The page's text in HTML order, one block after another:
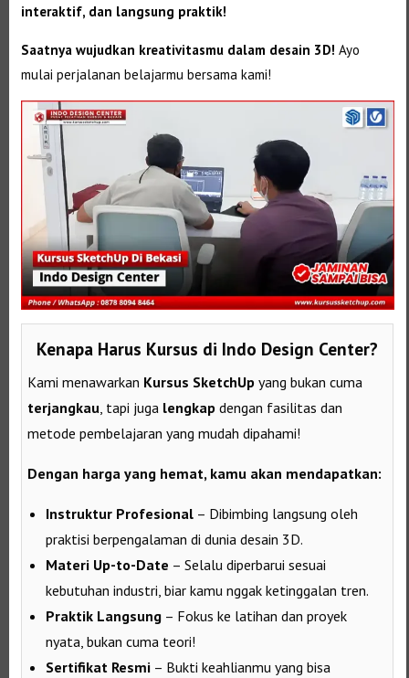
interaktif, dan langsung praktik!
Saatnya wujudkan kreativitasmu dalam desain 3D! Ayo
mulai perjalanan belajarmu bersama kami!
Kenapa Harus Kursus di Indo Design Center?
Kami menawarkan Kursus SketchUp yang bukan cuma
terjangkau , tapi juga lengkapdengan fasilitas dan
metode pembelajaran yang mudah dipahami!
Dengan harga yang hemat, kamu akan mendapatkan:
Instruktur Profesional – Dibimbing langsung oleh
praktisi berpengalaman di dunia desain 3D.
Materi Up-to-Date – Selalu diperbarui sesuai
kebutuhan industri, biar kamu nggak ketinggalan tren.
Praktik Langsung – Fokus ke latihan dan proyek
nyata, bukan cuma teori!
Sertifikat Resmi – Bukti keahlianmu yang bisa